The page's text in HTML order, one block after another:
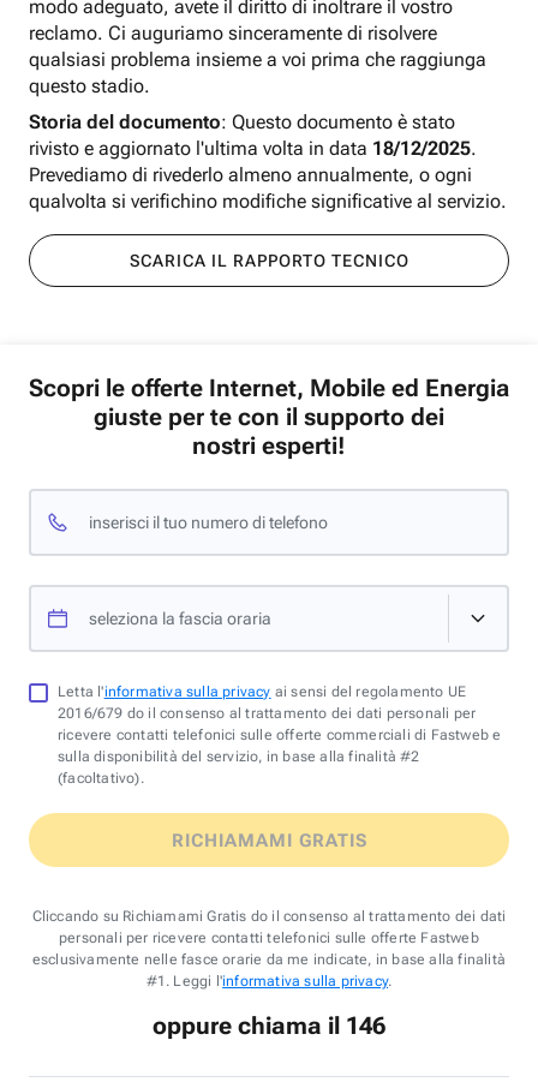
modo adeguato, avete il diritto di inoltrare il vostro
reclamo. Ci auguriamo sinceramente di risolvere
qualsiasi problema insieme a voi prima che raggiunga
questo stadio.
Storia del documento: Questo documento è stato
rivisto e aggiornato l'ultima volta in data 18/12/2025.
Prevediamo di rivederlo almeno annualmente, o ogni
qualvolta si verifichino modifiche significative al servizio.
SCARICA IL RAPPORTO TECNICO
Scopri le offerte Internet, Mobile ed Energia
giuste per te con il supporto dei
nostri esperti!
inserisci il tuo numero di telefono
seleziona la fascia oraria
Letta l'informativa sulla privacy ai sensi del regolamento UE
2016/679 do il consenso al trattamento dei dati personali per
ricevere contatti telefonici sulle offerte commerciali di Fastweb e
sulla disponibilità del servizio, in base alla finalità #2
(facoltativo).
RICHIAMAMI GRATIS
Cliccando su Richiamami Gratis do il consenso al trattamento dei dati
personali per ricevere contatti telefonici sulle offerte Fastweb
esclusivamente nelle fasce orarie da me indicate, in base alla finalità
#1. Leggi l'informativa sulla privacy.
oppure chiama il 146